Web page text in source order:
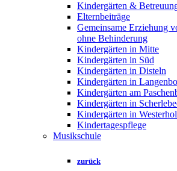
Kindergärten &
Elternbeiträge
Gemeinsame Erziehung
ohne Behinderung
Kindergärten in Mitte
Kindergärten in Süd
Kindergärten in Disteln
Kindergärten in
Kindergärten am
Kindergärten in
Kindergärten in
Kindertagespflege
Musikschule
zurück